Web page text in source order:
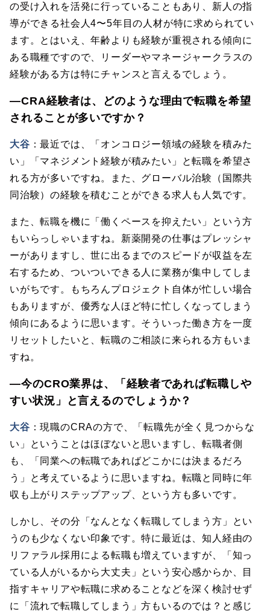
の受け入れを活発に行っていることもあり、新人の指
導ができる社会人4〜5年目の人材が特に求められてい
ます。とはいえ、年齢よりも経験が重視される傾向に
ある職種ですので、リーダーやマネージャークラスの
経験がある方は特にチャンスと言えるでしょう。
―CRA経験者は、どのような理由で転職を希望
されることが多いですか？
大谷 ：最近では、「オンコロジー領域の経験を積みた
い」「マネジメント経験が積みたい」と転職を希望さ
れる方が多いですね。また、グローバル治験（国際共
同治験）の経験を積むことができる求人も人気です。
また、転職を機に「働くペースを抑えたい」という方
もいらっしゃいますね。新薬開発の仕事はプレッシャ
ーがありますし、世に出るまでのスピードが収益を左
右するため、ついついできる人に業務が集中してしま
いがちです。もちろんプロジェクト自体が忙しい場合
もありますが、優秀な人ほど特に忙しくなってしまう
傾向にあるように思います。そういった働き方を一度
リセットしたいと、転職のご相談に来られる方もいま
すね。
―今のCRO業界は、「経験者であれば転職しや
すい状況」と言えるのでしょうか？
大谷 ：現職のCRAの方で、「転職先が全く見つからな
い」ということはほぼないと思いますし、転職者側
も、「同業への転職であればどこかには決まるだろ
う」と考えているように思いますね。転職と同時に年
収も上がりステップアップ、という方も多いです。
しかし、その分「なんとなく転職してしまう方」とい
うのも少なくない印象です。特に最近は、知人経由の
リファラル採用による転職も増えていますが、「知っ
ている人がいるから大丈夫」という安心感からか、目
指すキャリアや転職に求めることなどを深く検討せず
に「流れで転職してしまう」方もいるのでは？と感じ